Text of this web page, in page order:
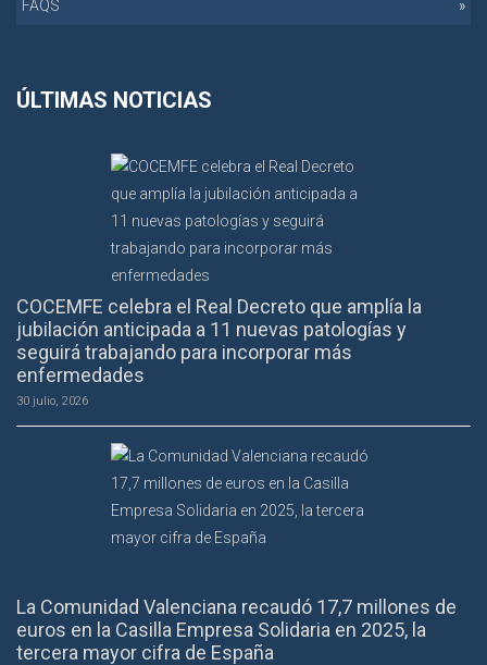
FAQS
ÚLTIMAS NOTICIAS
COCEMFE celebra el Real Decreto que amplía la
jubilación anticipada a 11 nuevas patologías y
seguirá trabajando para incorporar más
enfermedades
30 julio, 2026
La Comunidad Valenciana recaudó 17,7 millones de
euros en la Casilla Empresa Solidaria en 2025, la
tercera mayor cifra de España